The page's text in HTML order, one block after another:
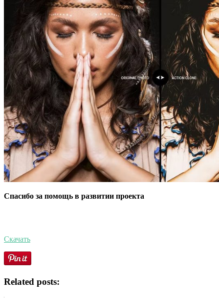
Спасибо за помощь в развитии проекта
Скачать
Related posts: